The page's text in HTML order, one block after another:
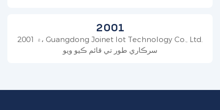
2001
2001 ۾، Guangdong Joinet Iot Technology Co., Ltd.
سرڪاري طور تي قائم ڪيو ويو